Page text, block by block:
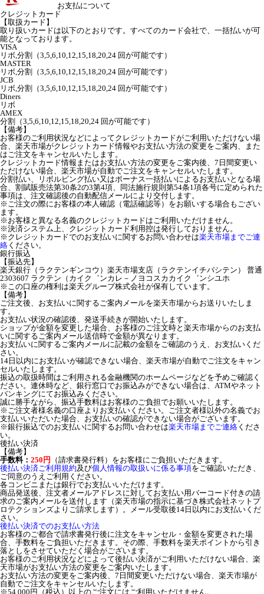
お支払について
クレジットカード
【取扱カード】
取り扱いカードは以下のとおりです。すべてのカード会社で、一括払いが可
能となっております。
VISA
リボ,分割（3,5,6,10,12,15,18,20,24 回が可能です）
MASTER
リボ,分割（3,5,6,10,12,15,18,20,24 回が可能です）
JCB
リボ,分割（3,5,6,10,12,15,18,20,24 回が可能です）
Diners
リボ
AMEX
分割（3,5,6,10,12,15,18,20,24 回が可能です）
【備考】
お客様のご利用状況などによってクレジットカードがご利用いただけない場
合、楽天市場がクレジットカード情報やお支払い方法の変更をご案内、また
はご注文をキャンセルいたします。
クレジットカード情報またはお支払い方法の変更をご案内後、7日間変更い
ただけない場合、楽天市場が自動でご注文をキャンセルいたします。
分割払い、リボルビング払い又はボーナス一括払いによるお支払いとなる場
合、割賦販売法第30条2の3第4項、同法施行規則第54条1項各号に定められた
事項は、注文確認後の自動配信メールにより交付します。
※ご注文の際にお客様の本人確認（電話確認等）をお願いする場合もござい
ます。
※お客様と異なる名義のクレジットカードはご利用いただけません。
※決済システム上、クレジットカード利用控は発行しておりません。
※クレジットカードでのお支払いに関するお問い合わせは楽天市場までご連
絡 ください。
銀行振込
【振込先】
楽天銀行（ラクテンギンコウ）楽天市場支店（ラクテンイチバシテン） 普通
2303607 ラクテン（カイク゛ンカレ－ノヨコスカカイク゛ンシユホ
※この口座の権利は楽天グループ株式会社が保有しています。
【備考】
ご注文後、お支払いに関するご案内メールを楽天市場からお送りいたしま
す。
お支払い状況の確認後、発送手続きが開始いたします。
ショップが金額を変更した場合、お客様のご注文時と楽天市場からのお支払
いに関するご案内メール送信時で金額が異なります。
お支払いに関するご案内メールに記載の金額をご確認のうえ、お支払いくだ
さい。
14日以内にお支払いが確認できない場合、楽天市場が自動でご注文をキャン
セルいたします。
振込の取扱時間はご利用される金融機関のホームページなどを予めご確認く
ださい。連休時など、銀行窓口でお振込みができない場合は、ATMやネット
バンキングにてお振込みください。
誠に勝手ながら、振込手数料はお客様のご負担でお願いいたします。
※ご注文者様名義の口座よりお支払いください。ご注文者様以外の名義でお
支払いいただいた場合、お支払いの確認ができない場合がございます。
※銀行振込でのお支払いに関するお問い合わせは楽天市場までご連絡 くださ
い。
後払い決済
【備考】
手数料： 250円 （請求書発行料）をお客様にご負担いただきます。
後払い決済ご利用規約及び個人情報の取扱いに係る事項をご確認いただき、
ご同意のうえご利用ください。
各コンビニまたは銀行でお支払いいただけます。
商品発送後、注文者メールアドレスに対してお支払い用バーコード付きの請
求のご案内メールを送付します（楽天市場の指示に基づき株式会社ネットプ
ロテクションズよりご請求します）。メール受取後14日以内にお支払いくだ
さい。
後払い決済でのお支払い方法
お客様のご都合で請求書発行後に注文をキャンセル・金額を変更された場
合、手数料をご負担いただきます。その際、手数料を楽天ポイントから引き
落としをさせていただく場合がございます。
お客様のご利用状況などによって後払い決済がご利用いただけない場合、楽
天市場がお支払い方法の変更をご案内いたします。
お支払い方法の変更をご案内後、7日間変更いただけない場合、楽天市場が
自動でご注文をキャンセルいたします。
※54,000円（税込）以上のご注文にはご利用いただけません。